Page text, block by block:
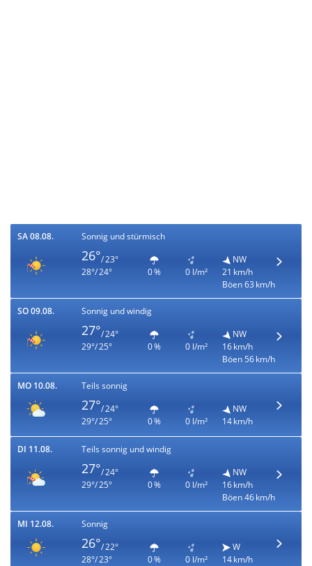
SA 08.08. Sonnig und stürmisch
26°/ 23°
28°/ 24°
0 % 0 l/m²
NW
21 km/h
Böen 63 km/h
SO 09.08. Sonnig und windig
27°/ 24°
29°/ 25°
0 % 0 l/m²
NW
16 km/h
Böen 56 km/h
MO 10.08. Teils sonnig
27°/ 24°
29°/ 25°
0 % 0 l/m²
NW
14 km/h
DI 11.08. Teils sonnig und windig
27°/ 24°
29°/ 25°
0 % 0 l/m²
NW
16 km/h
Böen 46 km/h
MI 12.08. Sonnig
26°/ 22°
28°/ 23°
0 % 0 l/m²
W
14 km/h